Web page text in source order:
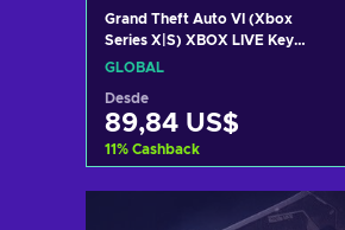
Grand Theft Auto VI (Xbox
Series X|S) XBOX LIVE Key
GLOBAL
GLOBAL
Desde
89,84 US$
11% Cashback
Añadir al carrito